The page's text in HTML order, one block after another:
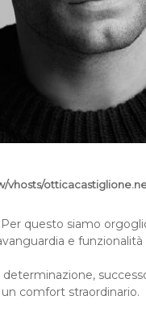
vhosts/
questo siamo
e
comfort straordinario.